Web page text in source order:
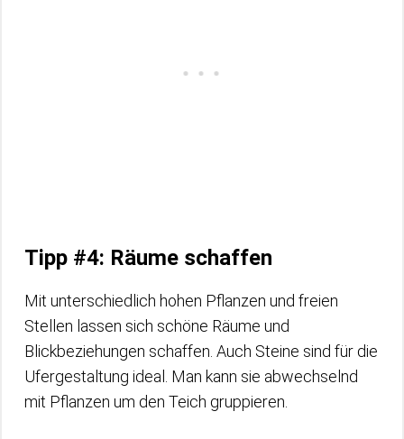
Tipp #4: Räume schaffen
Mit unterschiedlich hohen Pflanzen und freien
Stellen lassen sich schöne Räume und
Blickbeziehungen schaffen. Auch Steine sind für die
Ufergestaltung ideal. Man kann sie abwechselnd
mit Pflanzen um den Teich gruppieren.